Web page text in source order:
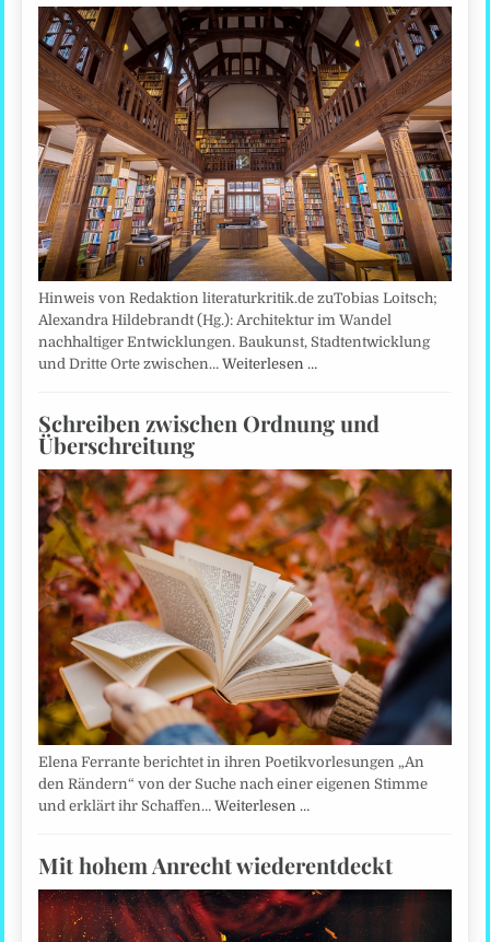
Hinweis von Redaktion literaturkritik.de zuTobias Loitsch;
Alexandra Hildebrandt (Hg.): Architektur im Wandel
nachhaltiger Entwicklungen. Baukunst, Stadtentwicklung
und Dritte Orte zwischen…Weiterlesen …
Schreiben zwischen Ordnung und
Überschreitung
Elena Ferrante berichtet in ihren Poetikvorlesungen „An
den Rändern“ von der Suche nach einer eigenen Stimme
und erklärt ihr Schaffen…Weiterlesen …
Mit hohem Anrecht wiederentdeckt